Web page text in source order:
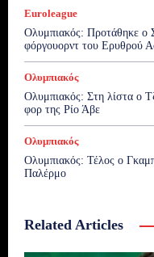
Euroleague
Ολυμπιακός: Προτάθηκε ο
φόργουορντ του Ερυθρού
Ολυμπιακός
Ολυμπιακός: Στη λίστα ο
φορ της Ρίο Άβε
Ολυμπιακός
Ολυμπιακός: Τέλος ο
Παλέρμο
Related Articles